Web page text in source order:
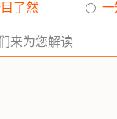
了然 一
来为您解读